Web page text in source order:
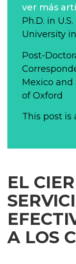
ver más
Ph.D. in
University
Post-
Mexico and
of Oxford
This post is
EL
A LOS